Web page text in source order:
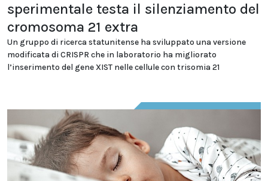
sperimentale testa il silenziamento del
cromosoma 21 extra
Un gruppo di ricerca statunitense ha sviluppato una versione
modificata di CRISPR che in laboratorio ha migliorato
l’inserimento del gene XIST nelle cellule con trisomia 21